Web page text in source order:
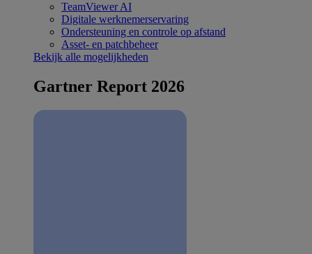
TeamViewer AI
Digitale werknemerservaring
Ondersteuning en controle op afstand
Asset- en patchbeheer
Bekijk alle mogelijkheden
Gartner Report 2026